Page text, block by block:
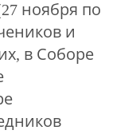
ноября по
и
в Соборе